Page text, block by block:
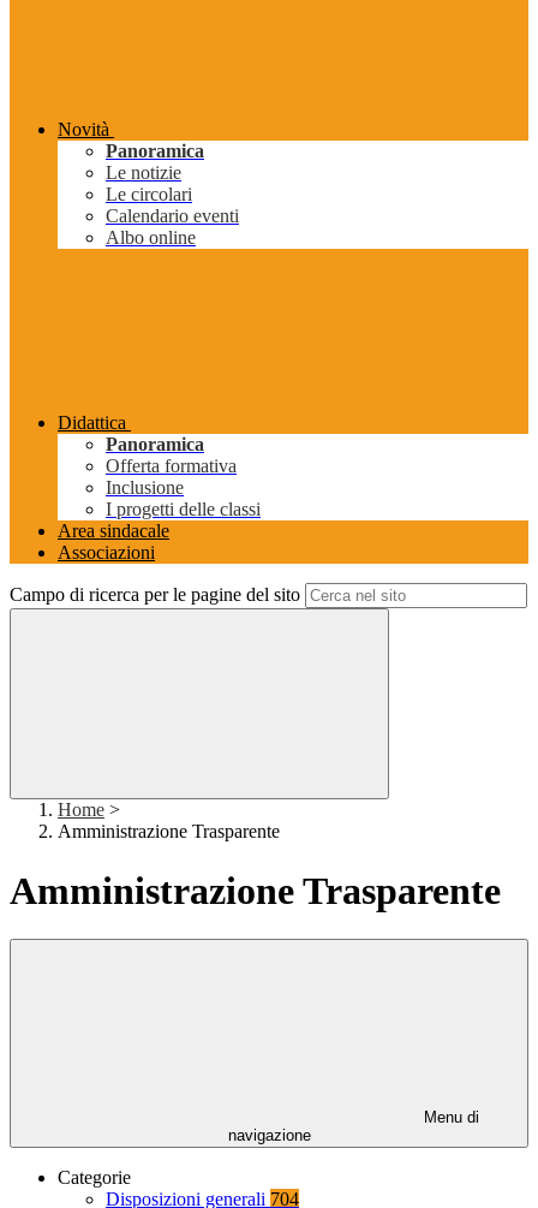
Novità
Panoramica
Le notizie
Le circolari
Calendario eventi
Albo online
Didattica
Panoramica
Offerta formativa
Inclusione
I progetti delle classi
Area sindacale
Associazioni
Campo di ricerca per le pagine del sito
Home >
Amministrazione Trasparente
Amministrazione Trasparente
Menu di
navigazione
Categorie
Disposizioni generali 704